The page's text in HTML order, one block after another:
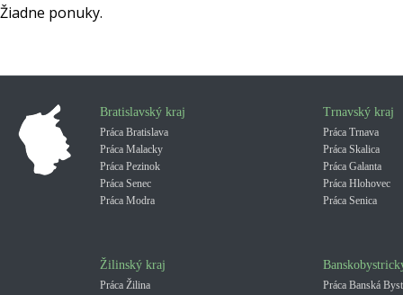
Žiadne ponuky.
Bratislavský kraj
Práca Bratislava
Práca Malacky
Práca Pezinok
Práca Senec
Práca Modra
Trnavský kraj
Práca Trnava
Práca Skalica
Práca Galanta
Práca Hlohovec
Práca Senica
Žilinský kraj
Práca Žilina
Práca Banská